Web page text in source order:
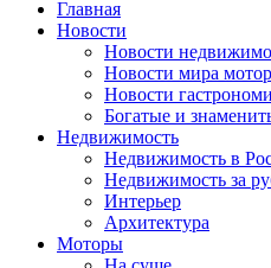
Главная
Новости
Новости
Новости мира
Новости
Богатые и
Недвижимость
Недвижимость в
Недвижимость за
Интерьер
Архитектура
Моторы